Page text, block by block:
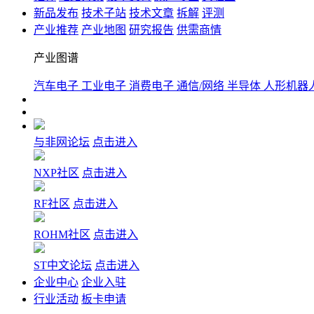
新品发布 技术子站 技术文章 拆解 评测
产业推荐 产业地图 研究报告 供需商情
产业图谱
汽车电子 工业电子 消费电子 通信/网络 半导体 人形机器
与非网论坛 点击进入
NXP社区 点击进入
RF社区 点击进入
ROHM社区 点击进入
ST中文论坛 点击进入
企业中心 企业入驻
行业活动 板卡申请